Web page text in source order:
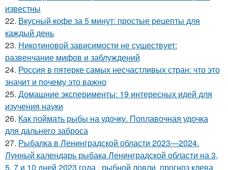
известны
22. Вкусный кофе за 5 минут: простые рецепты для
каждый день
23. Никотиновой зависимости не существует:
развенчание мифов и заблуждений
24. Россия в пятерке самых несчастливых стран: что это
значит и почему это важно
25. Домашние эксперименты: 19 интересных идей для
изучения науки
26. Как поймать рыбы на удочку. Поплавочная удочка
для дальнего заброса
27. Рыбалка в Ленинградской области 2023—2024.
Лунный календарь рыбака Ленинградской области на 3,
5, 7 и 10 дней 2023 года , рыбной ловли, прогноз клева